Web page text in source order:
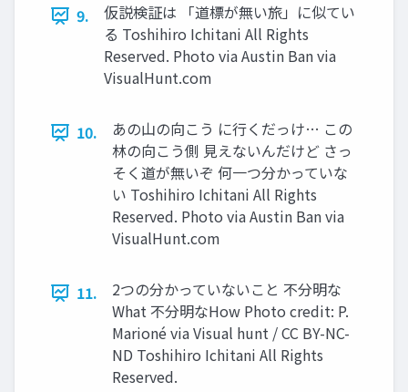
9.
仮説検証は 「道標が無い旅」に似てい
る Toshihiro Ichitani All Rights
Reserved. Photo via Austin Ban via
VisualHunt.com
10.
あの⼭の向こう に⾏くだっけ… この
林の向こう側 ⾒えないんだけど さっ
そく道が無いぞ 何⼀つ分かっていな
い Toshihiro Ichitani All Rights
Reserved. Photo via Austin Ban via
VisualHunt.com
11.
2つの分かっていないこと 不分明な
What 不分明なHow Photo credit: P.
Marioné via Visual hunt / CC BY-NC-
ND Toshihiro Ichitani All Rights
Reserved.